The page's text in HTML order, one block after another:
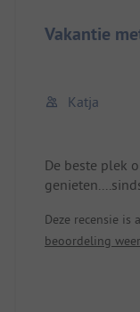
barbecue voor
Vakantie
Katja
De beste plek
een geweldig
onderhouden
prachtig
met
Deze recensie is
beoordeling